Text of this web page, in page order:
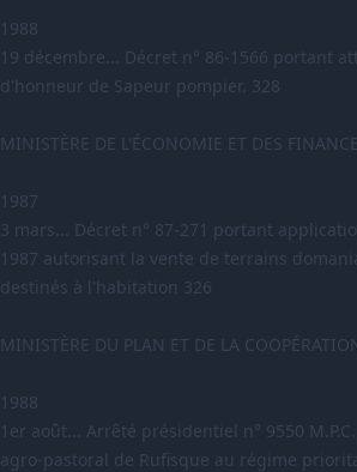
1988
19 décembre... Décret n° 86-1566 portant
d'honneur de Sapeur pompier. 328
MINISTÈRE DE L'ÉCONOMIE ET DES
1987
3 mars... Décret n° 87-271 portant
1987 autorisant la vente de terrains
destinés à l'habitation 326
MINISTÈRE DU PLAN ET DE LA
1988
1er août... Arrêté présidentiel n° 9550
agro-pastoral de Rufisque au régime